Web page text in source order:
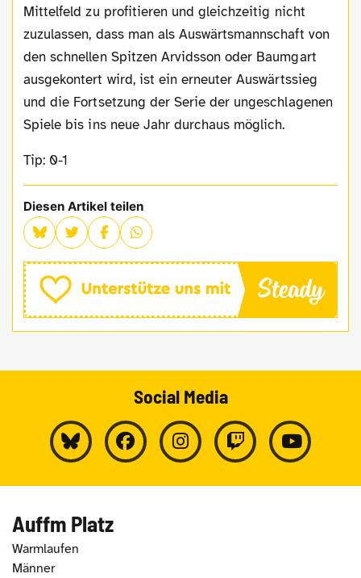
Mittelfeld zu profitieren und gleichzeitig nicht
zuzulassen, dass man als Auswärtsmannschaft von
den schnellen Spitzen Arvidsson oder Baumgart
ausgekontert wird, ist ein erneuter Auswärtssieg
und die Fortsetzung der Serie der ungeschlagenen
Spiele bis ins neue Jahr durchaus möglich.
Tip: 0-1
Diesen Artikel teilen
Social Media
Auffm Platz
Warmlaufen
Männer